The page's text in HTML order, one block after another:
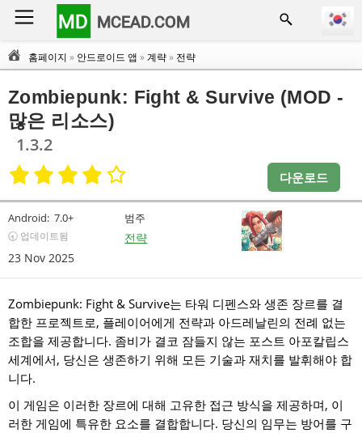
MD MCEAD.COM
홈페이지 » 안드로이드 앱 »계략» 전략
Zombiepunk: Fight & Survive (MOD -
많은 리소스)
1.3.2
다운로드
Android: 7.0+
🕣 업데이트됨
23 Nov 2025
범주
전략
Zombiepunk: Fight & Survive는 타워 디펜스와 생존 장르를 결
합한 프로젝트로, 플레이어에게 전략과 아드레날린의 전례 없는
조합을 제공합니다. 좀비가 결코 잠들지 않는 포스트 아포칼립스
세계에서, 당신은 생존하기 위해 모든 기술과 재치를 발휘해야 합
니다.
이 게임은 이러한 장르에 대해 고유한 접근 방식을 제공하며, 이
러한 게임에 특유한 요소를 결합합니다. 당신의 임무는 방어를 구